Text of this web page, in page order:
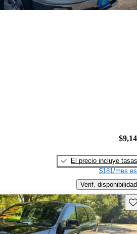
El precio incluye tasas
$181/mes
Verif. disponibilidad